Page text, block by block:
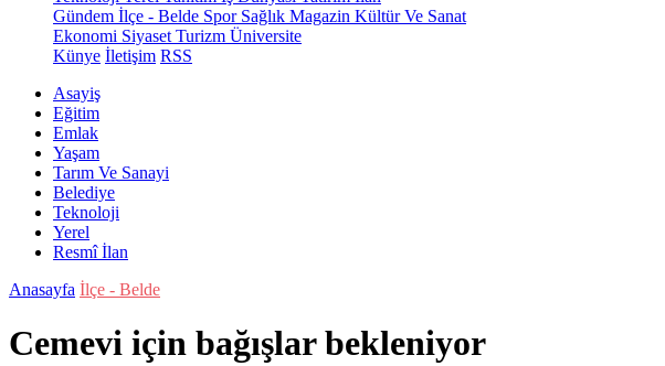
Gündem İlçe - Belde SporSağlık Magazin Kültür Ve Sanat
Ekonomi Siyaset Turizm Üniversite
Künye İletişim RSS
Asayiş
Eğitim
Emlak
Yaşam
Tarım Ve Sanayi
Belediye
Teknoloji
Yerel
Resmî İlan
Anasayfa İlçe - Belde
Cemevi için bağışlar bekleniyor